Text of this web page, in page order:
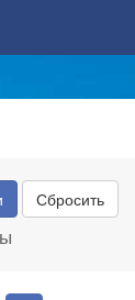
Сбросить